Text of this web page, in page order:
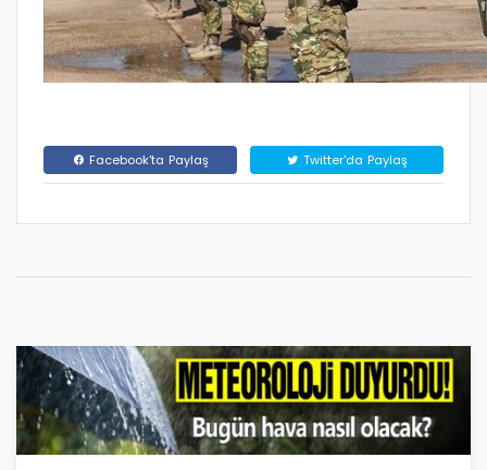
Facebook'ta Paylaş Twitter'da Paylaş